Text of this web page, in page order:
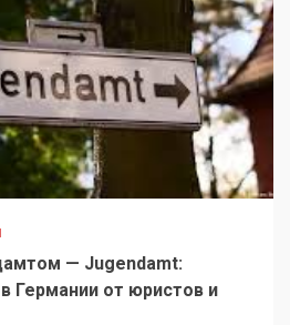
— Jugendamt:
Германии от юристов и